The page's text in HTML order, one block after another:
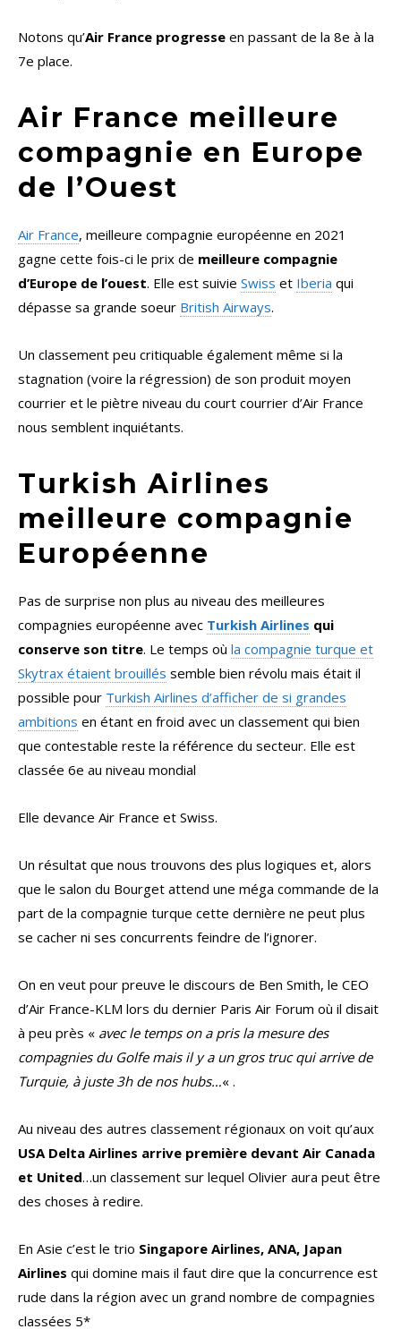
Notons qu’Air France progresse en passant de la 8e à la
7e place.
Air France meilleure
compagnie en Europe
de l’Ouest
Air France, meilleure compagnie européenne en 2021
gagne cette fois-ci le prix de meilleure compagnie
d’Europe de l’ouest. Elle est suivie Swiss et Iberia qui
dépasse sa grande soeur British Airways.
Un classement peu critiquable également même si la
stagnation (voire la régression) de son produit moyen
courrier et le piètre niveau du court courrier d’Air France
nous semblent inquiétants.
Turkish Airlines
meilleure compagnie
Européenne
Pas de surprise non plus au niveau des meilleures
compagnies européenne avec Turkish Airlines qui
conserve son titre. Le temps où la compagnie turque et
Skytrax étaient brouillés semble bien révolu mais était il
possible pour Turkish Airlines d’afficher de si grandes
ambitions en étant en froid avec un classement qui bien
que contestable reste la référence du secteur. Elle est
classée 6e au niveau mondial
Elle devance Air France et Swiss.
Un résultat que nous trouvons des plus logiques et, alors
que le salon du Bourget attend une méga commande de la
part de la compagnie turque cette dernière ne peut plus
se cacher ni ses concurrents feindre de l’ignorer.
On en veut pour preuve le discours de Ben Smith, le CEO
d’Air France-KLM lors du dernier Paris Air Forum où il disait
à peu près « avec le temps on a pris la mesure des
compagnies du Golfe mais il y a un gros truc qui arrive de
Turquie, à juste 3h de nos hubs…« .
Au niveau des autres classement régionaux on voit qu’aux
USA Delta Airlines arrive première devant Air Canada
et United…un classement sur lequel Olivier aura peut être
des choses à redire.
En Asie c’est le trio Singapore Airlines, ANA, Japan
Airlines qui domine mais il faut dire que la concurrence est
rude dans la région avec un grand nombre de compagnies
classées 5*